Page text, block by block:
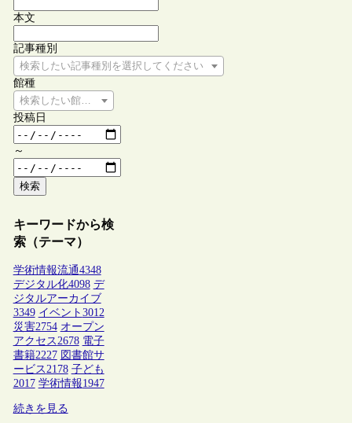
本文
記事種別
検索したい記事種別を選択してください
館種
検索したい館種を選択してください
投稿日
～
検索
キーワードから検
索（テーマ）
学術情報流通4348
デジタル化4098 デ
ジタルアーカイブ
3349 イベント 3012
災害2754 オープン
アクセス2678 電子
書籍2227 図書館サ
ービス2178 子ども
2017 学術情報1947
続きを見る